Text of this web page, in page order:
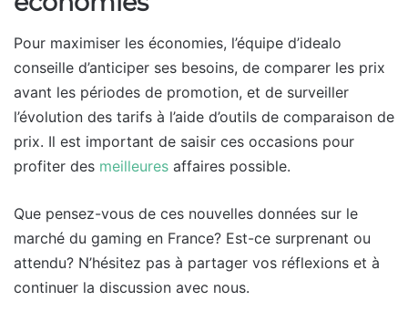
Pour maximiser les économies, l’équipe d’idealo
conseille d’anticiper ses besoins, de comparer les prix
avant les périodes de promotion, et de surveiller
l’évolution des tarifs à l’aide d’outils de comparaison de
prix. Il est important de saisir ces occasions pour
profiter des meilleures affaires possible.
Que pensez-vous de ces nouvelles données sur le
marché du gaming en France? Est-ce surprenant ou
attendu? N’hésitez pas à partager vos réflexions et à
continuer la discussion avec nous.